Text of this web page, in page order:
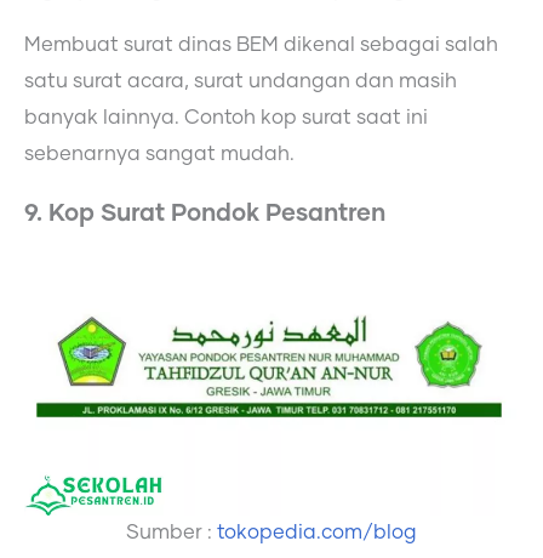
Membuat surat dinas BEM dikenal sebagai salah
satu surat acara, surat undangan dan masih
banyak lainnya. Contoh kop surat saat ini
sebenarnya sangat mudah.
9. Kop Surat Pondok Pesantren
Sumber : tokopedia.com/blog